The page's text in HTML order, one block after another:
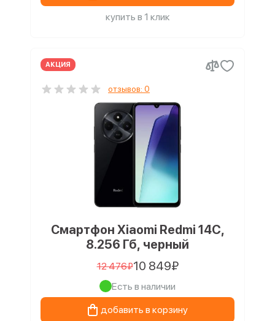
купить в 1 клик
АКЦИЯ
отзывов: 0
Смартфон Xiaomi Redmi 14C,
8.256 Гб, черный
12 476₽10 849₽
Есть в наличии
добавить в корзину